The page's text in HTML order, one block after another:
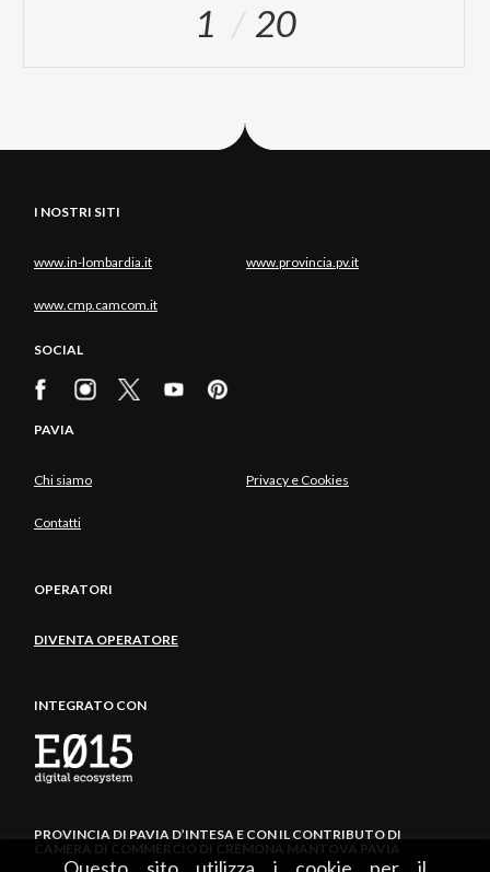
1 20
I NOSTRI SITI
www.in-lombardia.it www.provincia.pv.it
www.cmp.camcom.it
SOCIAL
PAVIA
Chi siamo Privacy e Cookies
Contatti
OPERATORI
DIVENTA OPERATORE
INTEGRATO CON
PROVINCIA DI PAVIA D’INTESA E CON IL CONTRIBUTO DI
CAMERA DI COMMERCIO DI CREMONA MANTOVA PAVIA